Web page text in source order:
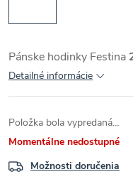
Pánske hodinky Festina
Detailné informácie
Položka bola vypredaná…
Momentálne nedostupné
Možnosti doručenia